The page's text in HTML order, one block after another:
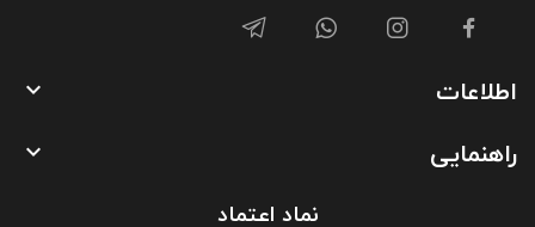
اطلاعات 
راهنمایی 
نماد اعتماد